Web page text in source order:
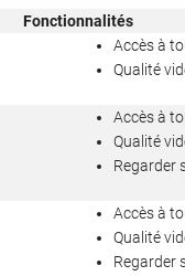
Fonctionnalités
Accès à
Qualité
Accès à
Qualité
Regarder
Accès à
Qualité
Regarder